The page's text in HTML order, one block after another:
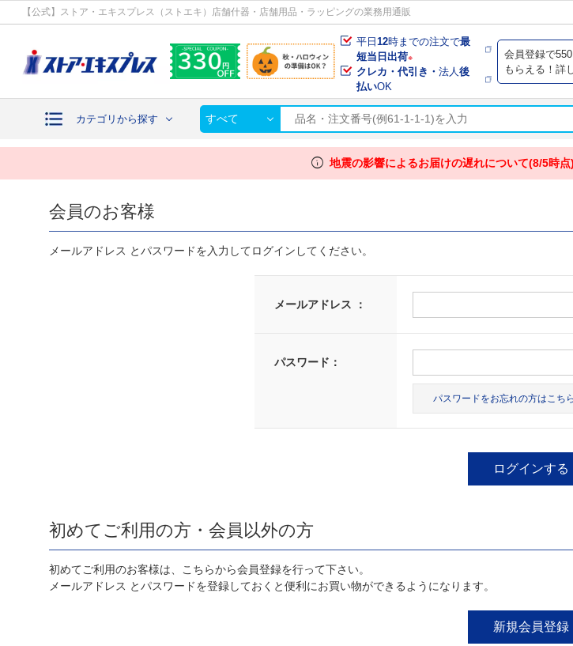
【公式】ストア・エキスプレス（ストエキ）店舗什器・店舗用品・ラッピングの業務用通販
平日12時までの注文で最
短当日出荷※
クレカ・代引き・法人後
払いOK
会員登録で
もらえる！詳
カテゴリから探す すべて
info 地震の影響によるお届けの遅れについて(8/5時点)
会員のお客様
メールアドレス とパスワードを入力してログインしてください。
メールアドレス ：
パスワード：
パスワードをお忘れの方はこちら
初めてご利用の方・会員以外の方
初めてご利用のお客様は、こちらから会員登録を行って下さい。
メールアドレス とパスワードを登録しておくと便利にお買い物ができるようになります。